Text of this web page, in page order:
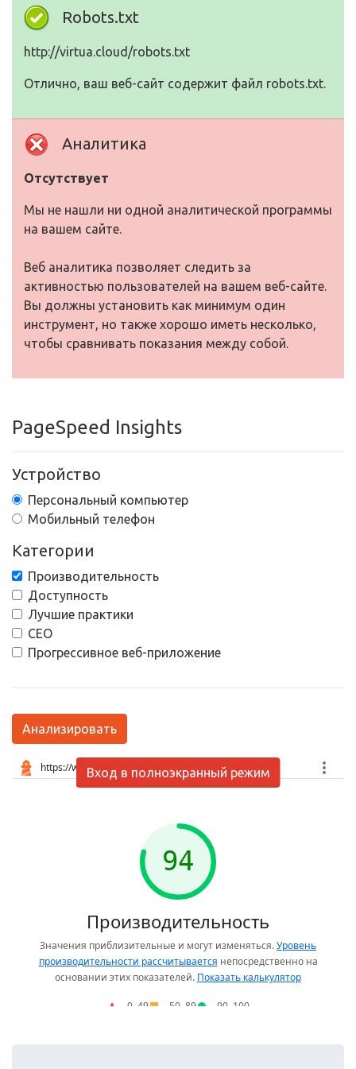
Robots.txt
http://virtua.cloud/robots.txt
Отлично, ваш веб-сайт содержит файл robots.txt.
Аналитика
Отсутствует
Мы не нашли ни одной аналитической программы
на вашем сайте.
Веб аналитика позволяет следить за
активностью пользователей на вашем веб-сайте.
Вы должны установить как минимум один
инструмент, но также хорошо иметь несколько,
чтобы сравнивать показания между собой.
PageSpeed Insights
Устройство
Персональный компьютер
Мобильный телефон
Категории
Производительность
Доступность
Лучшие практики
СЕО
Прогрессивное веб-приложение
Анализировать
Вход в полноэкранный режим